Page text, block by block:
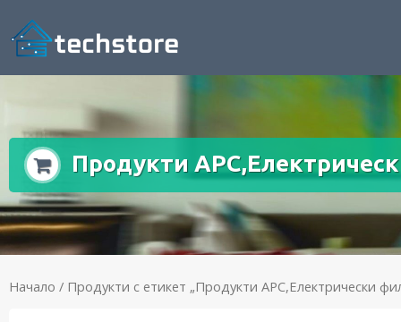
Продукти
Начало / Продукти с етикет „Продукти APC,Електрически